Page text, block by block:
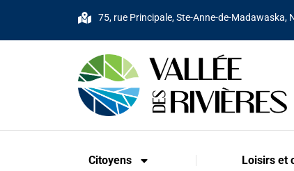
75, rue Principale, Ste-Anne-de-Madawaska,
Citoyens Loisirs et